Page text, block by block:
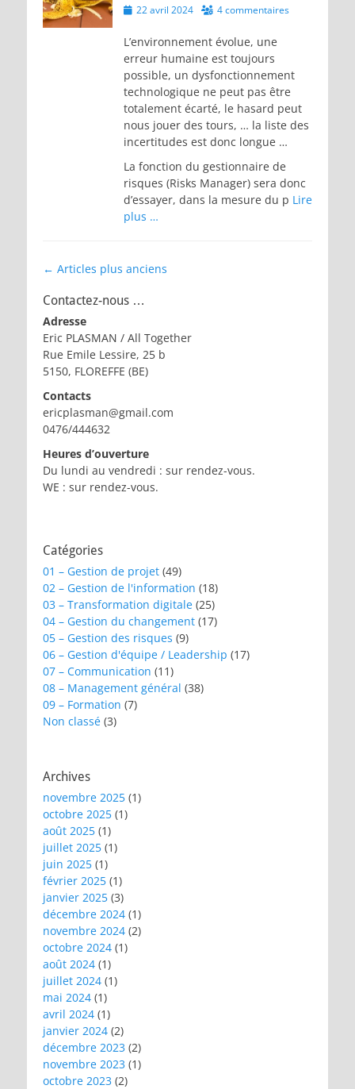
Posted
22 avril 2024 4 commentaires
L’environnement évolue, une
erreur humaine est toujours
possible, un dysfonctionnement
technologique ne peut pas être
totalement écarté, le hasard peut
nous jouer des tours, … la liste des
incertitudes est donc longue …
La fonction du gestionnaire de
risques (Risks Manager) sera donc
d’essayer, dans la mesure du p Lire
plus …
Navigation
articles
← Articles plus anciens
Contactez-nous …
Adresse
Eric PLASMAN / All Together
Rue Emile Lessire, 25 b
5150, FLOREFFE (BE)
Contacts
ericplasman@gmail.com
0476/444632
Heures d’ouverture
Du lundi au vendredi : sur rendez-vous.
WE : sur rendez-vous.
Catégories
01 – Gestion de projet (49)
02 – Gestion de l'information (18)
03 – Transformation digitale (25)
04 – Gestion du changement (17)
05 – Gestion des risques (9)
06 – Gestion d'équipe / Leadership (17)
07 – Communication (11)
08 – Management général (38)
09 – Formation (7)
Non classé (3)
Archives
novembre 2025 (1)
octobre 2025 (1)
août 2025 (1)
juillet 2025 (1)
juin 2025 (1)
février 2025 (1)
janvier 2025 (3)
décembre 2024 (1)
novembre 2024 (2)
octobre 2024 (1)
août 2024 (1)
juillet 2024 (1)
mai 2024 (1)
avril 2024 (1)
janvier 2024 (2)
décembre 2023 (2)
novembre 2023 (1)
octobre 2023 (2)